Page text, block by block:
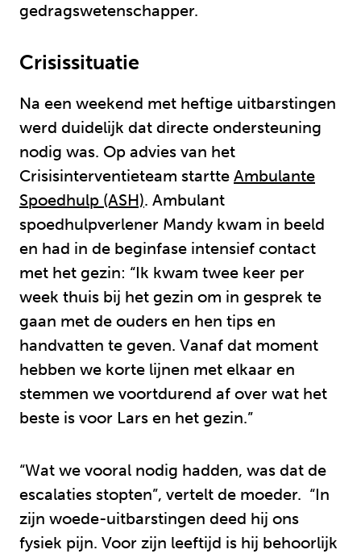
gedragswetenschapper.
Crisissituatie
Na een weekend met heftige uitbarstingen
werd duidelijk dat directe ondersteuning
nodig was. Op advies van het
Crisisinterventieteam startte Ambulante
Spoedhulp (ASH). Ambulant
spoedhulpverlener Mandy kwam in beeld
en had in de beginfase intensief contact
met het gezin: “Ik kwam twee keer per
week thuis bij het gezin om in gesprek te
gaan met de ouders en hen tips en
handvatten te geven. Vanaf dat moment
hebben we korte lijnen met elkaar en
stemmen we voortdurend af over wat het
beste is voor Lars en het gezin.”
“Wat we vooral nodig hadden, was dat de
escalaties stopten”, vertelt de moeder. “In
zijn woede-uitbarstingen deed hij ons
fysiek pijn. Voor zijn leeftijd is hij behoorlijk